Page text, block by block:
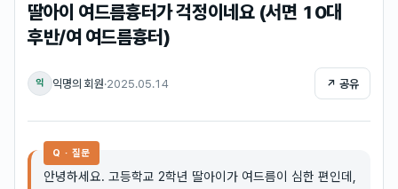
딸아이 여드름흉터가 걱정이네요 (서면 10대
후반/여 여드름흉터)
익 익명의 회원·2025.05.14 ↗ 공유
Q · 질문
안녕하세요. 고등학교 2학년 딸아이가 여드름이 심한 편인데,